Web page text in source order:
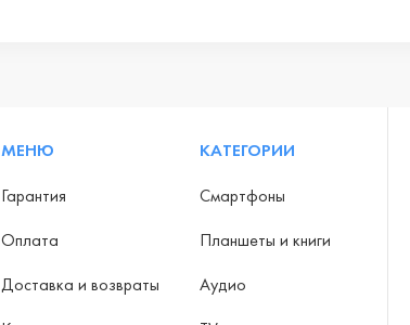
МЕНЮ
Гарантия
Оплата
Доставка и возвраты
КАТЕГОРИИ
Смартфоны
Планшеты и книги
Аудио